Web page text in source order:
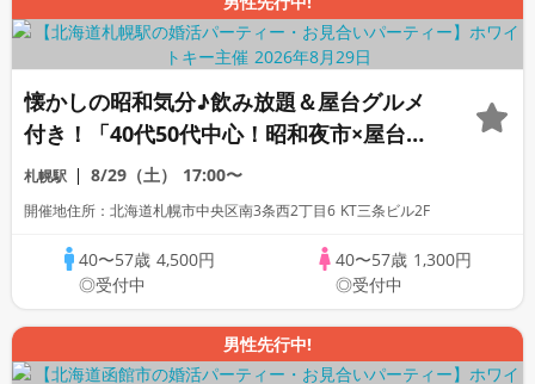
懐かしの昭和気分♪飲み放題＆屋台グルメ
付き！「40代50代中心！昭和夜市×屋台グ
ルメフェス」着席1対1全員会話/立食フリ
ータイム/マッチングあり
札幌駅 8/29（土） 17:00〜
開催地住所：北海道札幌市中央区南3条西2丁目6 KT三条ビル2F
40〜57歳 4,500円
◎受付中
40〜57歳 1,300円
◎受付中
男性先行中!